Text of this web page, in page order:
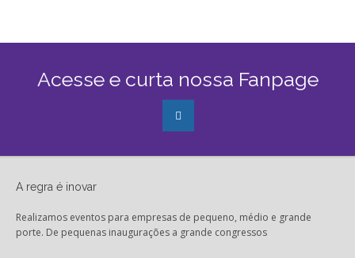
Acesse e curta nossa Fanpage
A regra é inovar
Realizamos eventos para empresas de pequeno, médio e grande
porte. De pequenas inaugurações a grande congressos